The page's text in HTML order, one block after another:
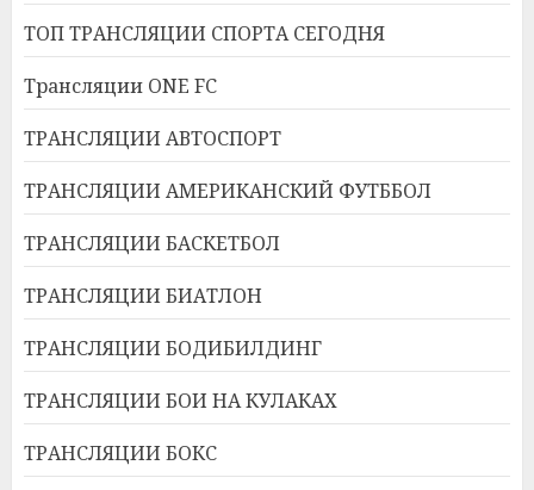
ТОП ТРАНСЛЯЦИИ СПОРТА СЕГОДНЯ
Трансляции ONE FC
ТРАНСЛЯЦИИ АВТОСПОРТ
ТРАНСЛЯЦИИ АМЕРИКАНСКИЙ ФУТББОЛ
ТРАНСЛЯЦИИ БАСКЕТБОЛ
ТРАНСЛЯЦИИ БИАТЛОН
ТРАНСЛЯЦИИ БОДИБИЛДИНГ
ТРАНСЛЯЦИИ БОИ НА КУЛАКАХ
ТРАНСЛЯЦИИ БОКС